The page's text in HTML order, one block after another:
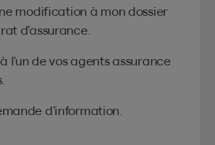
modification à mon dossier
d’assurance.
l’un de vos agents assurance
d’information.